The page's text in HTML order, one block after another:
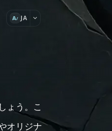
A JA
ょう。こ
オリジナ